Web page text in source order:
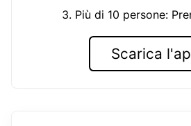
3. Più di 10 persone:
Scarica